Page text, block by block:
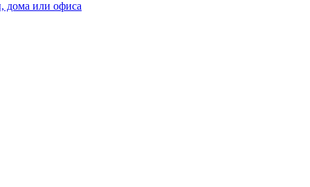
дома или офиса